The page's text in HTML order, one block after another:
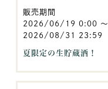
販売期間
2026/06/19 0:00 〜
2026/08/31 23:59
夏限定の生貯蔵酒！